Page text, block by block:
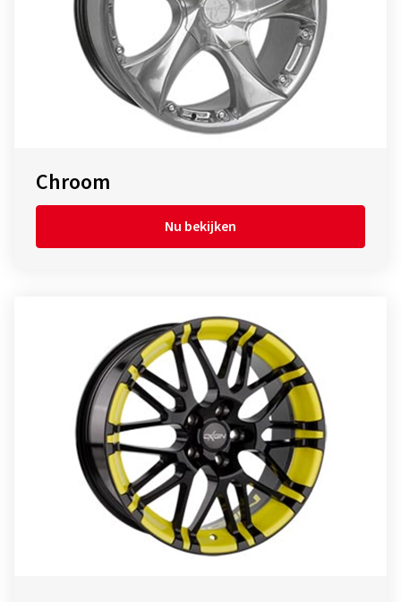
Chroom
Nu bekijken